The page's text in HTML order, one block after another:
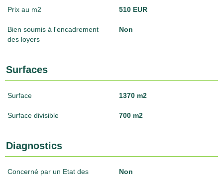
Prix au m2 510 EUR
Bien soumis à l'encadrement
des loyers
Non
Surfaces
Surface 1370 m2
Surface divisible 700 m2
Diagnostics
Concerné par un Etat des Non